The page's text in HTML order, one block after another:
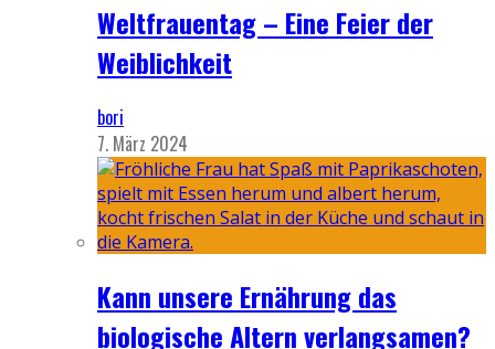
Weltfrauentag – Eine Feier der
Weiblichkeit
bori
7. März 2024
Kann unsere Ernährung das
biologische Altern verlangsamen?